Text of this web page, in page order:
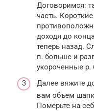
Договоримся:
часть.
доходя до
теперь назад.
п. больше и
укороченные р.
Далее вяжите
вам объем
Померьте на